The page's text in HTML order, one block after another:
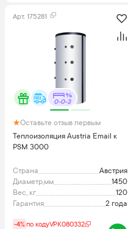
Арт. 175281
0-0-3
Оставьте отзыв первым
Теплоизоляция Austria Email к
PSM 3000
Страна
Австрия
Диаметр,мм
1450
Вес, кг
120
Гарантия
2 года
-4%по кодуVPK080332